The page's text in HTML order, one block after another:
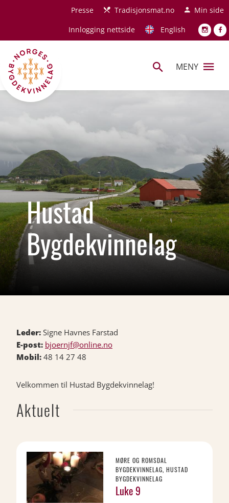
Hopp til hovedinnholdPresse Tradisjonsmat.no
Min side
Innlogging nettside
English
MENY
Hustad
Bygdekvinnelag
Leder: Signe Havnes Farstad
E-post: bjoernjf@online.no
Mobil: 48 14 27 48
Velkommen til Hustad Bygdekvinnelag!
Aktuelt
MØRE OG ROMSDAL
BYGDEKVINNELAG, HUSTAD
BYGDEKVINNELAG
Luke 9